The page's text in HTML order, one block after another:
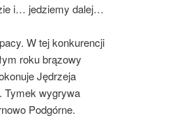
i… jedziemy dalej…
W tej konkurencji
roku brązowy
Jędrzeja
Tymek wygrywa
Podgórne.